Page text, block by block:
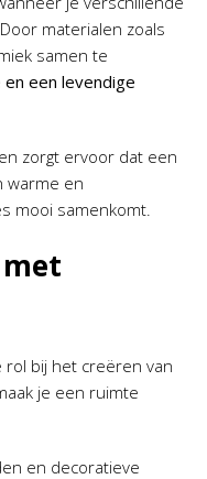
materialen zoals
samen te
een levendige
zorgt ervoor dat een
warme en
mooi samenkomt.
rol bij het creëren van
je een ruimte
en decoratieve